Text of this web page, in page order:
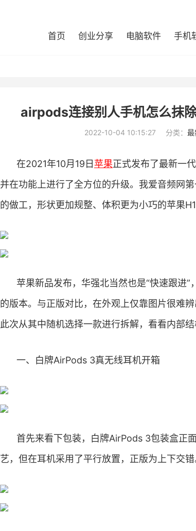
首页 创业分享 电脑软件 手机
airpods连接别人手机怎么抹
2022-10-04 10:15:27 分类： 最
在2021年10月19日 苹果正式发布了最新一
并在功能上进行了全方位的升级。我爱音频网
的做工，形状更加规整、体积更为小巧的苹果
苹果新品发布，华强北当然也是“快速跟进
的版本。与正版对比，在外观上仅靠图片很难
此次从其中随机选择一款进行拆解，看看内部
一、白牌AirPods 3真无线耳机开箱
首先来看下包装，白牌AirPods 3包装盒正
艺，但在耳机采用了平行放置，正版为上下交错